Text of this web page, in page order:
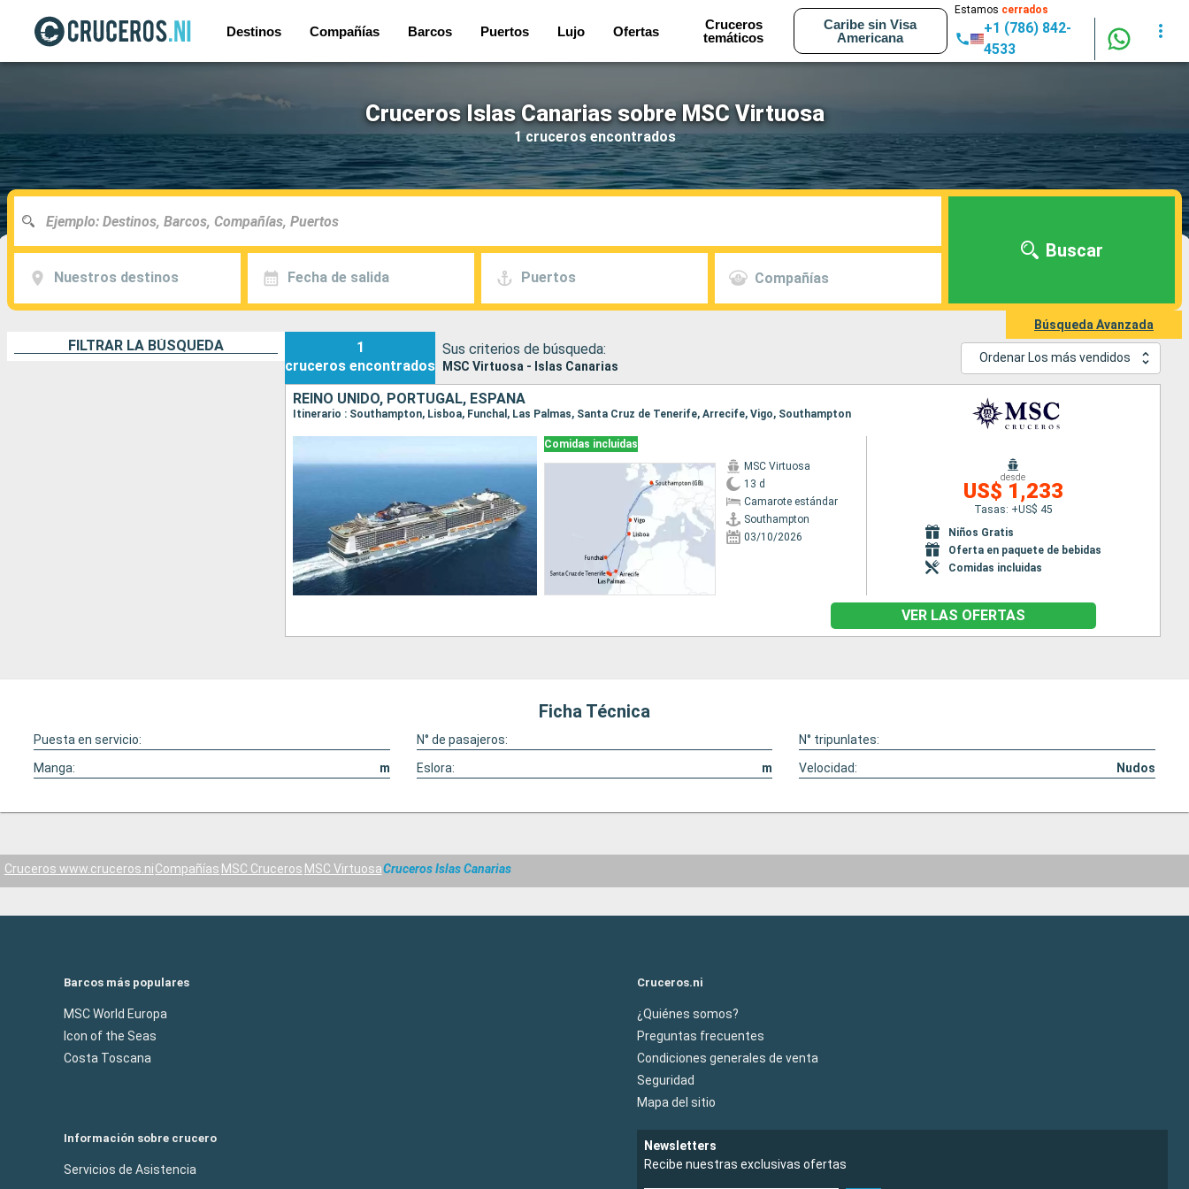
Destinos Compañías Barcos Puertos Lujo Ofertas
Cruceros
temáticos
Caribe sin Visa
Americana
Estamos cerrados
+1 (786) 842-
4533
Cruceros Islas Canarias sobre MSC Virtuosa
1 cruceros encontrados
Nuestros destinos Fecha de salida Puertos Compañías
Buscar
Búsqueda Avanzada
FILTRAR LA BÚSQUEDA
1
cruceros encontrados
Sus criterios de búsqueda:
MSC Virtuosa - Islas Canarias
Ordenar Los más vendidos
REINO UNIDO, PORTUGAL, ESPAÑA
Itinerario : Southampton, Lisboa, Funchal, Las Palmas, Santa Cruz de Tenerife, Arrecife, Vigo, Southampton
Comidas incluidas
MSC Virtuosa
13 d
Camarote estándar
Southampton
03/10/2026
desde
US$ 1,233
Tasas: +US$ 45
Niños Gratis
Oferta en paquete de bebidas
Comidas incluidas
VER LAS OFERTAS
Ficha Técnica
Puesta en servicio: N° de pasajeros:
N° tripunlates:
Manga:
m Eslora: m Velocidad: Nudos
Cruceros www.cruceros.niCompañías MSC Cruceros MSC VirtuosaCruceros Islas Canarias
Barcos más populares
MSC World Europa
Icon of the Seas
Costa Toscana
Cruceros.ni
¿Quiénes somos?
Preguntas frecuentes
Condiciones generales de venta
Seguridad
Mapa del sitio
Información sobre crucero
Servicios de Asistencia
Newsletters
Recibe nuestras exclusivas ofertas